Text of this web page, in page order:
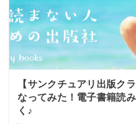
【サンクチュアリ出版ク
なってみた！電子書籍読
く♪